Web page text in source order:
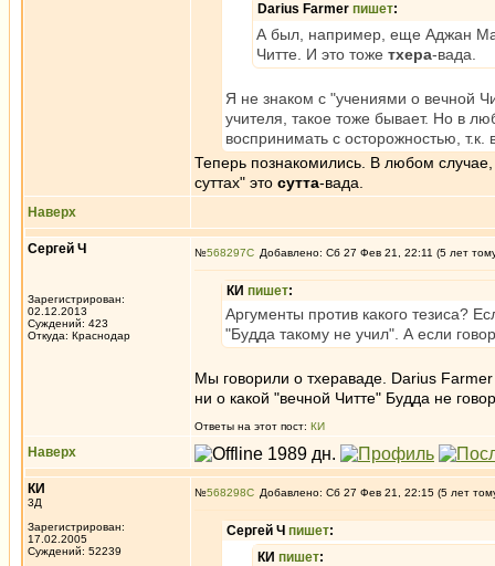
Darius Farmer пишет:
А был, например, еще Аджан
Читте. И это тоже тхера-вада.
Я не знаком с "учениями о вечной
учителя, такое тоже бывает. Но в
воспринимать с осторожностью, т.к.
Теперь познакомились. В любом
суттах" это сутта-вада.
Наверх
Сергей Ч
Зарегистрирован:
02.12.2013
Суждений: 423
Откуда: Краснодар
№568297 Добавлено: Сб 27 Фев 21, 22:11 (5 лет
КИ пишет:
Аргументы против какого тезиса?
"Будда такому не учил". А если
Мы говорили о тхераваде. Darius Farmer
ни о какой "вечной Читте" Будда не
Ответы на этот пост: КИ
Наверх
КИ
3Д
Зарегистрирован:
17.02.2005
Суждений: 52239
№568298 Добавлено: Сб 27 Фев 21, 22:15 (5 лет
Сергей Ч пишет:
КИ пишет: